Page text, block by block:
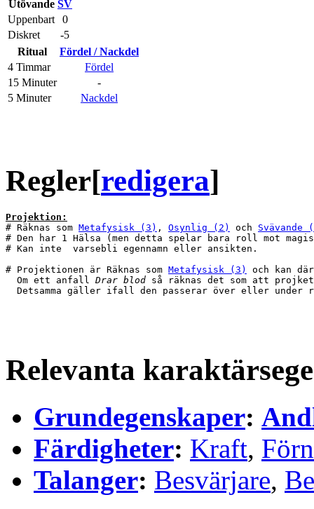
Utövande SV
Uppenbart
0
Diskret
-5
Ritual
Fördel / Nackdel
4 Timmar
Fördel
15 Minuter
-
5 Minuter
Nackdel
Regler[redigera]
Projektion:
# Räknas som Metafysisk (3) , Osynlig (2) och Svävande
# Den har 1 Hälsa (men detta spelar bara roll mot
# Kan inte  varsebli egennamn eller ansikten.
# Projektionen är Räknas som Metafysisk (3)
och kan
  Om ett anfall
Drar blod så räknas det som att
Relevanta
Grundegenskaper:
Färdigheter: Kraft,
Talanger: Besvärjare,